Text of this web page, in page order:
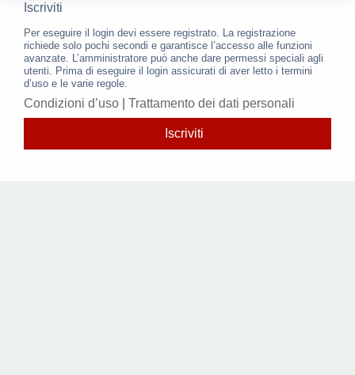
Iscriviti
Per eseguire il login devi essere registrato. La registrazione
richiede solo pochi secondi e garantisce l’accesso alle funzioni
avanzate. L’amministratore può anche dare permessi speciali agli
utenti. Prima di eseguire il login assicurati di aver letto i termini
d’uso e le varie regole.
Condizioni d’uso Trattamento dei dati personali
Iscriviti